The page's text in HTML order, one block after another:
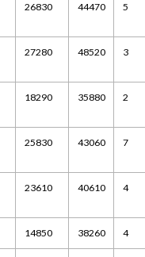
26830 44470 5
27280 48520 3
18290 35880 2
25830 43060 7
23610 40610 4
14850 38260 4